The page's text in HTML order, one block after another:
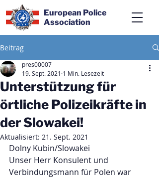
European Police
Association
Beitrag
Unterstützung für
örtliche Polizeikräfte in
der Slowakei!
pres00007
19. Sept. 2021 1 Min. Lesezeit
Aktualisiert: 21. Sept. 2021
Dolny Kubin/Slowakei
Unser Herr Konsulent und
Verbindungsmann für Polen war